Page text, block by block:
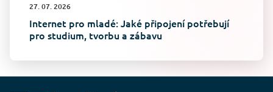
27. 07. 2026
Internet pro mladé: Jaké připojení potřebují
pro studium, tvorbu a zábavu